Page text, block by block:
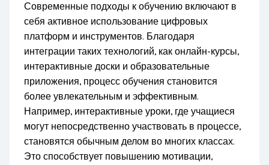
Современные подходы к обучению включают в
себя активное использование цифровых
платформ и инструментов. Благодаря
интеграции таких технологий, как онлайн-курсы,
интерактивные доски и образовательные
приложения, процесс обучения становится
более увлекательным и эффективным.
Например, интерактивные уроки, где учащиеся
могут непосредственно участвовать в процессе,
становятся обычным делом во многих классах.
Это способствует повышению мотивации,